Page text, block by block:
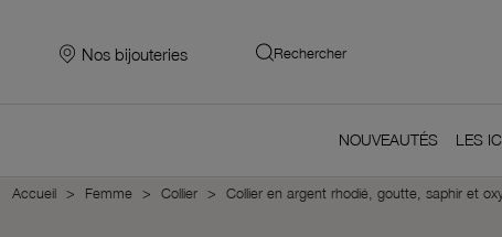
Nos bijouteries Rechercher
NOUVEAUTÉS LES
Accueil Femme Collier Collier en argent rhodié, goutte, saphir et